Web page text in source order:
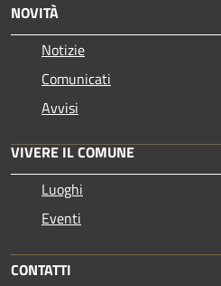
NOVITÀ
Notizie
Comunicati
Avvisi
VIVERE IL COMUNE
Luoghi
Eventi
CONTATTI